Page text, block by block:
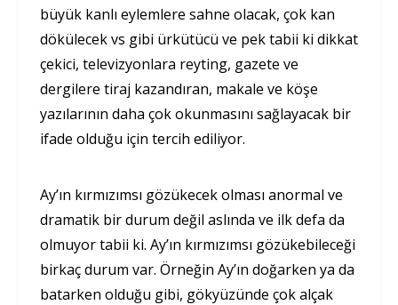
büyük kanlı eylemlere sahne olacak, çok kan
dökülecek vs gibi ürkütücü ve pek tabii ki dikkat
çekici, televizyonlara reyting, gazete ve
dergilere tiraj kazandıran, makale ve köşe
yazılarının daha çok okunmasını sağlayacak bir
ifade olduğu için tercih ediliyor.
Ay’ın kırmızımsı gözükecek olması anormal ve
dramatik bir durum değil aslında ve ilk defa da
olmuyor tabii ki. Ay’ın kırmızımsı gözükebileceği
birkaç durum var. Örneğin Ay’ın doğarken ya da
batarken olduğu gibi, gökyüzünde çok alçak